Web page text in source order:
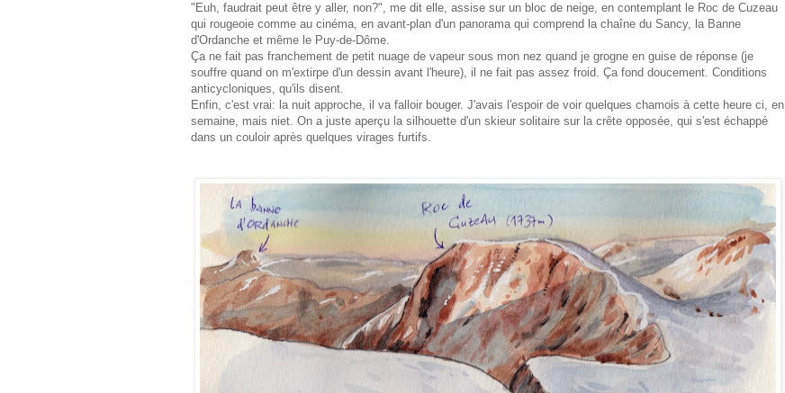
"Euh, faudrait peut être y aller, non?", me dit elle, assise sur un bloc de neige, en contemplant le Roc de Cuzeau
qui rougeoie comme au cinéma, en avant-plan d'un panorama qui comprend la chaîne du Sancy, la Banne
d'Ordanche et même le Puy-de-Dôme.
Ça ne fait pas franchement de petit nuage de vapeur sous mon nez quand je grogne en guise de réponse (je
souffre quand on m'extirpe d'un dessin avant l'heure), il ne fait pas assez froid. Ça fond doucement. Conditions
anticycloniques, qu'ils disent.
Enfin, c'est vrai: la nuit approche, il va falloir bouger. J'avais l'espoir de voir quelques chamois à cette heure ci, en
semaine, mais niet. On a juste aperçu la silhouette d'un skieur solitaire sur la crête opposée, qui s'est échappé
dans un couloir après quelques virages furtifs.